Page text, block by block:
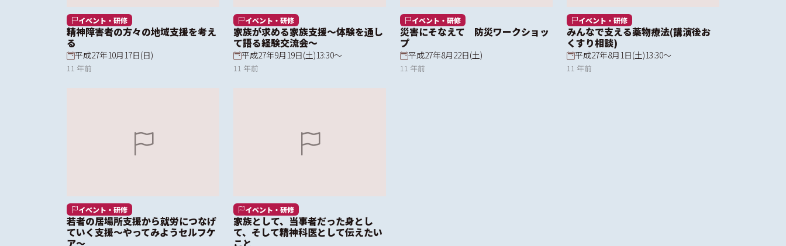
イベント・研修
精神障害者の方々の地域支援を考え
る
平成27年10月17日(日)
11 年前
イベント・研修
家族が求める家族支援～体験を通し
て語る経験交流会～
平成27年9月19日(土)13:30～
11 年前
イベント・研修
災害にそなえて 防災ワークショッ
プ
平成27年8月22日(土)
11 年前
イベント・研修
みんなで支える薬物療法(講演後お
くすり相談)
平成27年8月1日(土)13:30～
11 年前
イベント・研修
若者の居場所支援から就労につなげ
ていく支援～やってみようセルフケ
ア～
イベント・研修
家族として、当事者だった身とし
て、そして精神科医として伝えたい
こと